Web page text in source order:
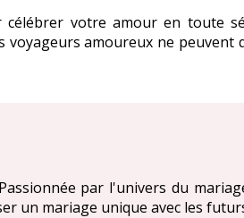
votre amour en toute
voyageurs amoureux ne peuvent
par l'univers du
un mariage unique avec les